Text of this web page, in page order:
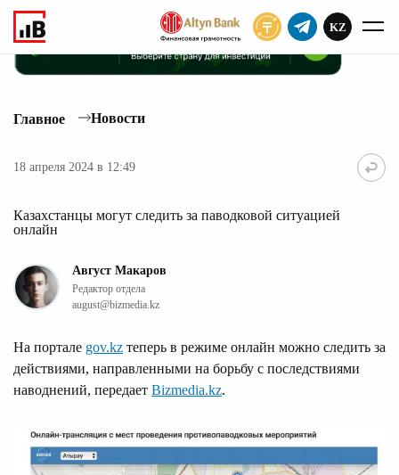
KZ
Главное Новости
18 апреля 2024 в 12:49
Казахстанцы могут следить за паводковой ситуацией
онлайн
Август Макаров
Редактор отдела
august@bizmedia.kz
На портале gov.kz теперь в режиме онлайн можно следить за
действиями, направленными на борьбу с последствиями
наводнений, передает Bizmedia.kz.